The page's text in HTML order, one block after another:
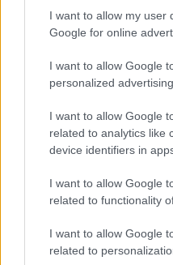
I want to allow my user
Google for online
I want to allow Google
personalized advertising.
I want to allow Google
related to analytics like
device identifiers in
I want to allow Google
related to functionality
I want to allow Google
related to
Szólj hozzá!
A hozzászóláshoz be